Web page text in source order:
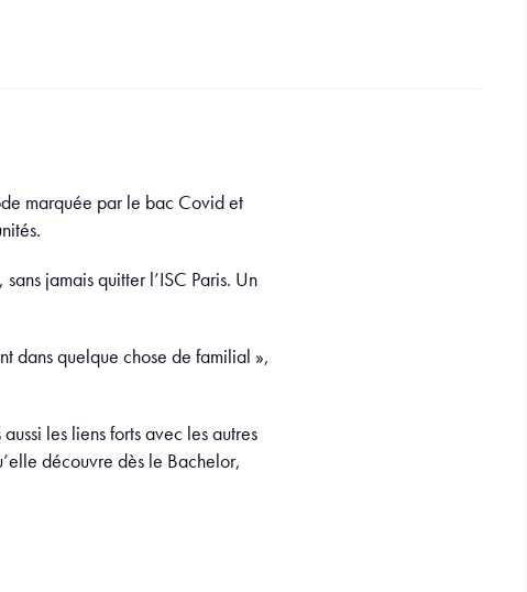
marquée par le bac Covid et
, sans jamais quitter l’ISC Paris. Un
dans quelque chose de familial »,
les liens forts avec les autres
découvre dès le Bachelor,